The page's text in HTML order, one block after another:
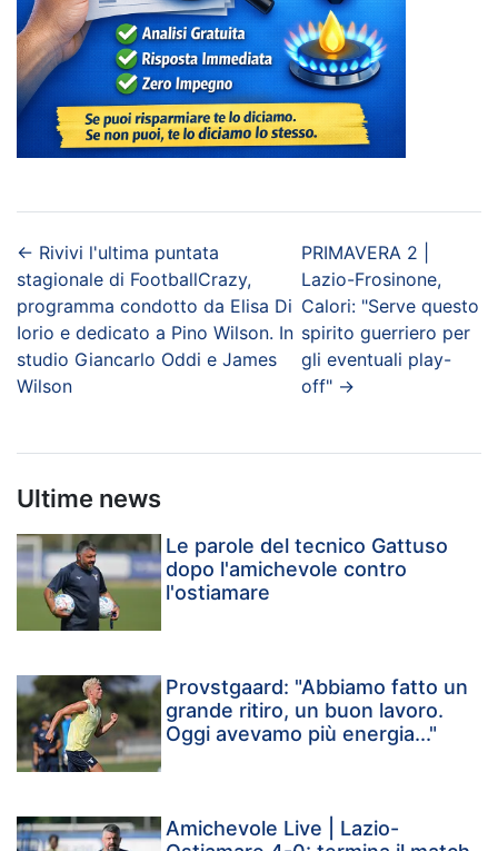
← Rivivi l'ultima puntata
stagionale di FootballCrazy,
programma condotto da Elisa Di
Iorio e dedicato a Pino Wilson. In
studio Giancarlo Oddi e James
Wilson
PRIMAVERA 2 |
Lazio-Frosinone,
Calori: "Serve questo
spirito guerriero per
gli eventuali play-
off" →
Ultime news
Le parole del tecnico Gattuso
dopo l'amichevole contro
l'ostiamare
Provstgaard: "Abbiamo fatto un
grande ritiro, un buon lavoro.
Oggi avevamo più energia..."
Amichevole Live | Lazio-